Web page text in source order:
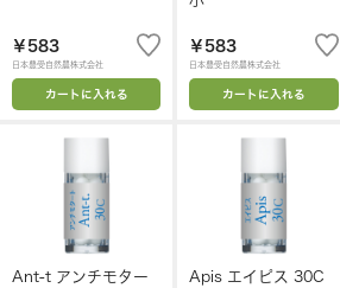
￥583
日本豊受自然農株式会社
カートに入れる
￥583
日本豊受自然農株式会社
カートに入れる
Ant-t アンチモター
Apis エイピス 30C